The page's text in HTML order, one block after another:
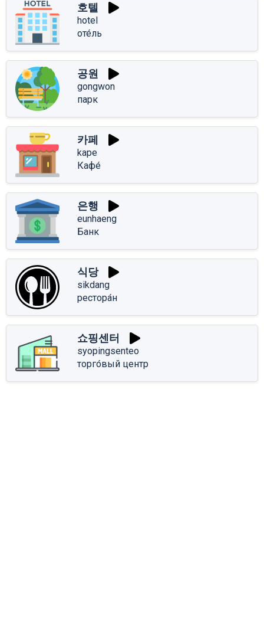
호텔
hotel
оте́ль
공원
gongwon
парк
카페
kape
Кафе́
은행
eunhaeng
Банк
식당
sikdang
рестора́н
쇼핑센터
syopingsenteo
торго́вый центр